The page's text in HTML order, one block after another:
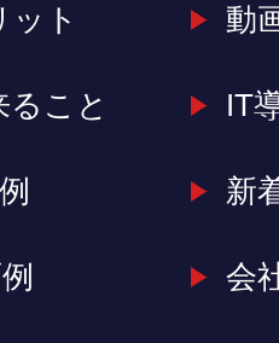
ット
こと
動
IT
新
会